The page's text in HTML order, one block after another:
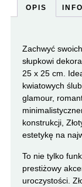
OPIS
Zachwyć
słupkowi
25 x 25 cm.
kwiatowych
glamour,
konstrukcji,
estetykę na
To nie tylko
prestiżowy
uroczystości.